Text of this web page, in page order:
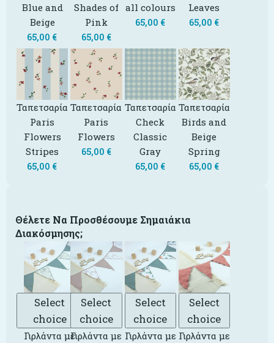
Blue and
Beige
65,00 €
Shades of
Pink
65,00 €
all colours
65,00 €
Leaves
65,00 €
Ταπετσαρία
Paris
Flowers
Stripes
65,00 €
Ταπετσαρία
Paris
Flowers
65,00 €
Ταπετσαρία
Check
Classic
Gray
65,00 €
Ταπετσαρία
Birds and
Beige
Spring
65,00 €
Θέλετε Να Προσθέσουμε Σημαιάκια
Διακόσμησης;
Select
choice
Γιρλάντα με
Select
choice
Γιρλάντα με
Select
choice
Γιρλάντα με
Select
choice
Γιρλάντα με